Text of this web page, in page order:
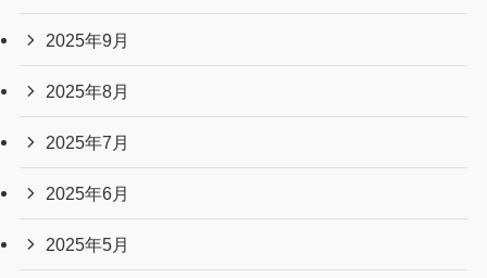
2025年9月
2025年8月
2025年7月
2025年6月
2025年5月